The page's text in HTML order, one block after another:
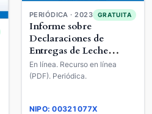
PERIÓDICA · 2023 GRATUITA
Informe sobre
Declaraciones de
Entregas de Leche
Cruda a los Primeros
Compradores : Ovino y
En línea. Recurso en línea
(PDF). Periódica.
NIPO: 00321077X